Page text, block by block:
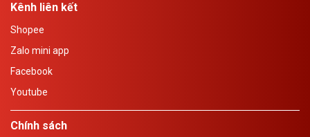
Kênh liên kết
Shopee
Zalo mini app
Facebook
Youtube
Chính sách